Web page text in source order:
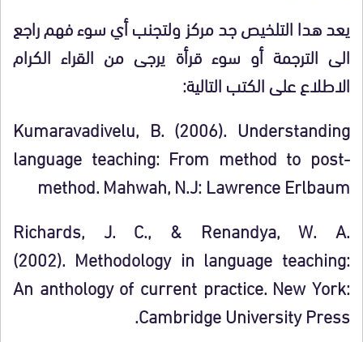
يعد هدا التلخيص جد مركز ولتجنب أي سوء فهم راجع
الى الترجمة أو سوء قرأة يرجى من القراء الكرام
الاطلاع على الكتب التالية:
Kumaravadivelu, B. (2006). Understanding
language teaching: From method to post-
method. Mahwah, N.J: Lawrence Erlbaum
Richards, J. C., & Renandya, W. A.
(2002). Methodology in language teaching:
An anthology of current practice. New York:
Cambridge University Press.